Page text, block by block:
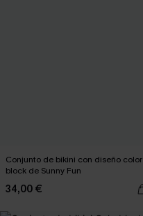
Conjunto de bikini con diseño color
block de Sunny Fun
34,00 €